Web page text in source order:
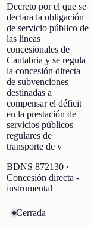
Decreto por el que se
declara la obligación
de servicio público de
las líneas
concesionales de
Cantabria y se regula
la concesión directa
de subvenciones
destinadas a
compensar el déficit
en la prestación de
servicios públicos
regulares de
transporte de v
BDNS 872130 ·
Concesión directa -
instrumental
Cerrada